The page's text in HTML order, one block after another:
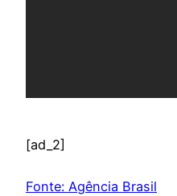
[ad_2]
Fonte: Agência Brasil